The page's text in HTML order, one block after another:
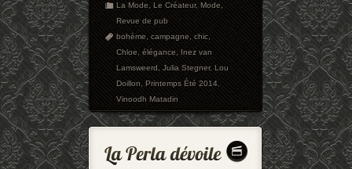
La Mode,Le Créateur,Mode,
Revue de pub
bohème,campagne,chic,
Chloe,élégance,Inez van
Lamsweerd,Julia Stegner,Lou
Doillon,Printemps Été 2014,
Vinoodh Matadin